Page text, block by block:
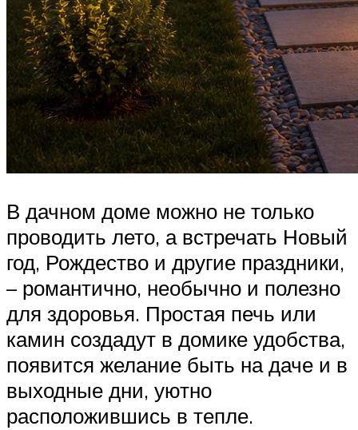
В дачном доме можно не только
проводить лето, а встречать Новый
год, Рождество и другие праздники,
– романтично, необычно и полезно
для здоровья. Простая печь или
камин создадут в домике удобства,
появится желание быть на даче и в
выходные дни, уютно
расположившись в тепле.